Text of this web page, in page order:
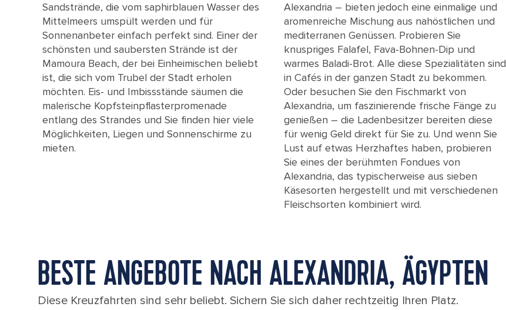
Sandstrände, die vom saphirblauen Wasser des
Mittelmeers umspült werden und für
Sonnenanbeter einfach perfekt sind. Einer der
schönsten und saubersten Strände ist der
Mamoura Beach, der bei Einheimischen beliebt
ist, die sich vom Trubel der Stadt erholen
möchten. Eis- und Imbissstände säumen die
malerische Kopfsteinpflasterpromenade
entlang des Strandes und Sie finden hier viele
Möglichkeiten, Liegen und Sonnenschirme zu
mieten.
Alexandria – bieten jedoch eine einmalige und
aromenreiche Mischung aus nahöstlichen und
mediterranen Genüssen. Probieren Sie
knuspriges Falafel, Fava-Bohnen-Dip und
warmes Baladi-Brot. Alle diese Spezialitäten sind
in Cafés in der ganzen Stadt zu bekommen.
Oder besuchen Sie den Fischmarkt von
Alexandria, um faszinierende frische Fänge zu
genießen – die Ladenbesitzer bereiten diese
für wenig Geld direkt für Sie zu. Und wenn Sie
Lust auf etwas Herzhaftes haben, probieren
Sie eines der berühmten Fondues von
Alexandria, das typischerweise aus sieben
Käsesorten hergestellt und mit verschiedenen
Fleischsorten kombiniert wird.
BESTE ANGEBOTE NACH ALEXANDRIA, ÄGYPTEN
Diese Kreuzfahrten sind sehr beliebt. Sichern Sie sich daher rechtzeitig Ihren Platz.